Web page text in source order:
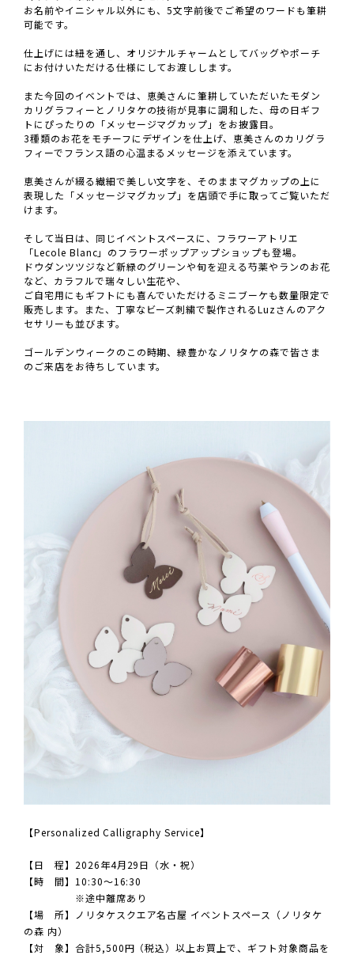
お名前やイニシャル以外にも、5文字前後でご希望のワードも筆耕
可能です。
仕上げには紐を通し、オリジナルチャームとしてバッグやポーチ
にお付けいただける仕様にしてお渡しします。
また今回のイベントでは、恵美さんに筆耕していただいたモダン
カリグラフィーとノリタケの技術が見事に調和した、母の日ギフ
トにぴったりの「メッセージマグカップ」をお披露目。
3種類のお花をモチーフにデザインを仕上げ、恵美さんのカリグラ
フィーでフランス語の心温まるメッセージを添えています。
恵美さんが綴る繊細で美しい文字を、そのままマグカップの上に
表現した「メッセージマグカップ」を店頭で手に取ってご覧いただ
けます。
そして当日は、同じイベントスペースに、フラワーアトリエ
「Lecole Blanc」のフラワーポップアップショップも登場。
ドウダンツツジなど新緑のグリーンや旬を迎える芍薬やランのお花
など、カラフルで瑞々しい生花や、
ご自宅用にもギフトにも喜んでいただけるミニブーケも数量限定で
販売します。また、丁寧なビーズ刺繍で製作されるLuzさんのアク
セサリーも並びます。
ゴールデンウィークのこの時期、緑豊かなノリタケの森で皆さま
のご来店をお待ちしています。
【Personalized Calligraphy Service】
【日 程】2026年4月29日（水・祝）
【時 間】10:30～16:30
※途中離席あり
【場 所】ノリタケスクエア名古屋 イベントスペース（ノリタケ
の森 内）
【対 象】合計5,500円（税込）以上お買上で、ギフト対象商品を